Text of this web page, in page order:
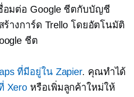
อมต่อ Google ชีตกับบัญชี
างการ์ด Trello โดยอัตโนมัติ
ชีต
ที่มีอยู่ใน Zapier. คุณทำได้
Xero หรือเพิ่มลูกค้าใหม่ให้